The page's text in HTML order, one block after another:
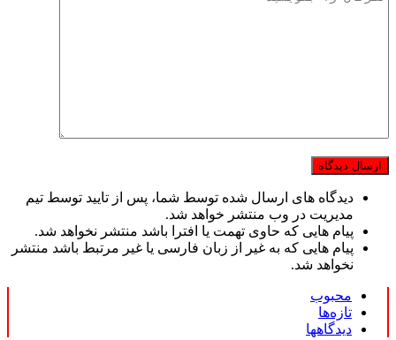
دیدگاه های ارسال شده توسط شما، پس از تایید توسط تیم
مدیریت در وب منتشر خواهد شد.
پیام هایی که حاوی تهمت یا افترا باشد منتشر نخواهد شد.
پیام هایی که به غیر از زبان فارسی یا غیر مرتبط باشد منتشر
نخواهد شد.
محبوب
تازه‌ها
دیدگاهها